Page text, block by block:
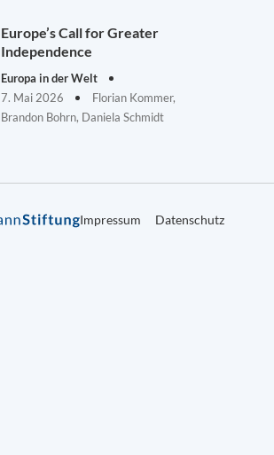
Europe’s Call for Greater
Independence
Europa in der Welt
7. Mai 2026
Florian Kommer,
Brandon Bohrn, Daniela Schmidt
Impressum Datenschutz